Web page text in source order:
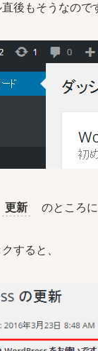
後もそうなので
更新 のところに
すると、